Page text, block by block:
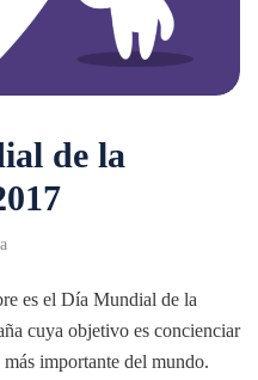
de la
es el Día Mundial de la
cuya objetivo es concienciar
importante del mundo.